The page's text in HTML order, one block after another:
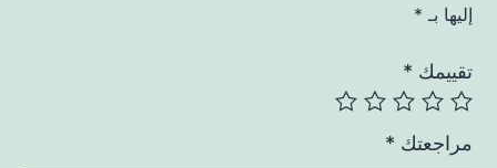
إليها بـ *
تقييمك *
مراجعتك *